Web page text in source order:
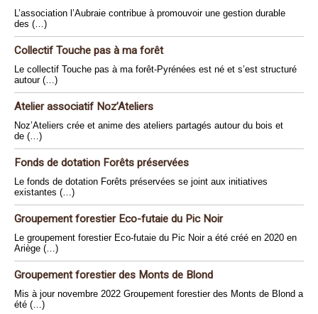
L’association l’Aubraie contribue à promouvoir une gestion durable
des (…)
Collectif Touche pas à ma forêt
Le collectif Touche pas à ma forêt-Pyrénées est né et s’est structuré
autour (…)
Atelier associatif Noz’Ateliers
Noz’Ateliers crée et anime des ateliers partagés autour du bois et
de (…)
Fonds de dotation Forêts préservées
Le fonds de dotation Forêts préservées se joint aux initiatives
existantes (…)
Groupement forestier Eco-futaie du Pic Noir
Le groupement forestier Eco-futaie du Pic Noir a été créé en 2020 en
Ariège (…)
Groupement forestier des Monts de Blond
Mis à jour novembre 2022 Groupement forestier des Monts de Blond a
été (…)